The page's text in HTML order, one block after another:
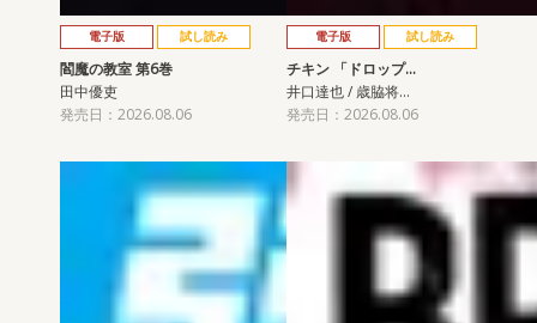
電子版 試し読み
閻魔の教室 第6巻
田中優吏
発売日：2026.08.06
電子版 試し読み
チキン 「ドロップ…
井口達也 / 歳脇将…
発売日：2026.08.06